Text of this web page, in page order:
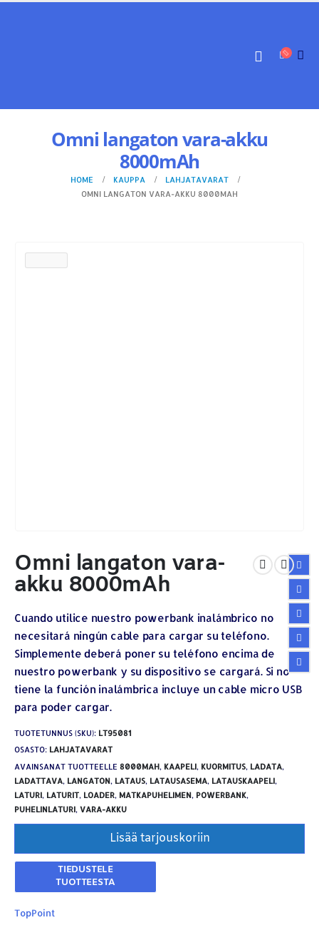
Omni langaton vara-akku
8000mAh
HOME KAUPPA
LAHJATAVARAT
OMNI LANGATON VARA-AKKU 8000MAH
Omni langaton vara-
akku 8000mAh
Cuando utilice nuestro powerbank inalámbrico no
necesitará ningún cable para cargar su teléfono.
Simplemente deberá poner su teléfono encima de
nuestro powerbank y su dispositivo se cargará. Si no
tiene la función inalámbrica incluye un cable micro USB
para poder cargar.
TUOTETUNNUS (SKU): LT95081
OSASTO: LAHJATAVARAT
AVAINSANAT TUOTTEELLE 8000MAH, KAAPELI, KUORMITUS, LADATA,
LADATTAVA, LANGATON, LATAUS, LATAUSASEMA, LATAUSKAAPELI,
LATURI, LATURIT, LOADER, MATKAPUHELIMEN, POWERBANK,
PUHELINLATURI, VARA-AKKU
Lisää tarjouskoriin
TopPoint